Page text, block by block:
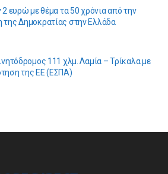
ευρώ με θέμα τα 50 χρόνια από την
Δημοκρατίας στην Ελλάδα
111 χλμ. Λαμία – Τρίκαλα με
της ΕE (ΕΣΠΑ)